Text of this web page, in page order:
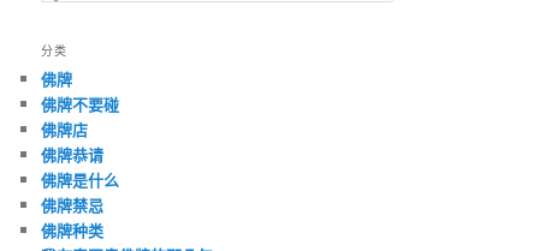
分类
佛牌
佛牌不要碰
佛牌店
佛牌恭请
佛牌是什么
佛牌禁忌
佛牌种类